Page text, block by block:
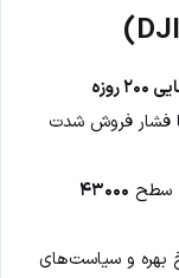
بالای میانگین نمایی ۲۰۰ روزه
فشار فروش شدت
سطح ۴۳۰۰۰
بهره و سیاست‌های